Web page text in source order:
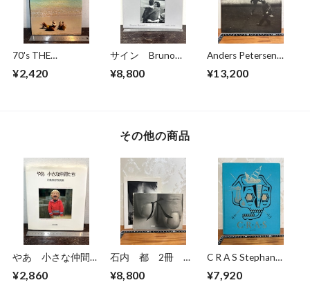
70's THE
¥2,420
サイン Bruno
1989-2014
¥8,800
Anders Petersen
Photographs 1966-
¥13,200
その他の商品
やあ 小さな仲間た
¥2,860
石内 都 2冊
Hiromi 1955
¥8,800
C R A S Stephan
¥7,920